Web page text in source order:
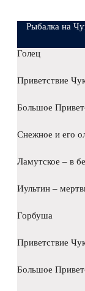
Рыбалка на
Голец
Приветствие
Большое
Снежное и его
Ламутское – в
Иультин –
Горбуша
Приветствие
Большое